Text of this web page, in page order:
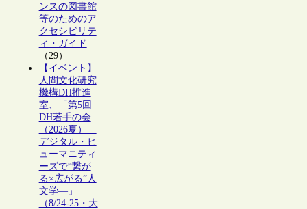
ンスの図書館
等のためのア
クセシビリテ
ィ・ガイド
（29）
【イベント】
人間文化研究
機構DH推進
室、「第5回
DH若手の会
（2026夏）―
デジタル・ヒ
ューマニティ
ーズで“繋が
る×広がる”人
文学―」
（8/24-25・大